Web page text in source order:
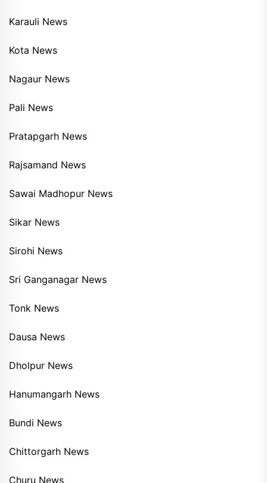
Karauli News
Kota News
Nagaur News
Pali News
Pratapgarh News
Rajsamand News
Sawai Madhopur News
Sikar News
Sirohi News
Sri Ganganagar News
Tonk News
Dausa News
Dholpur News
Hanumangarh News
Bundi News
Chittorgarh News
Churu News